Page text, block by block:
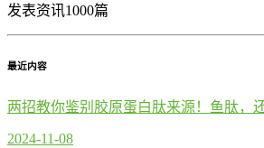
发表资讯1000篇
最近内容
两招教你鉴别胶原蛋白肽来源！鱼肽，
2024-11-08